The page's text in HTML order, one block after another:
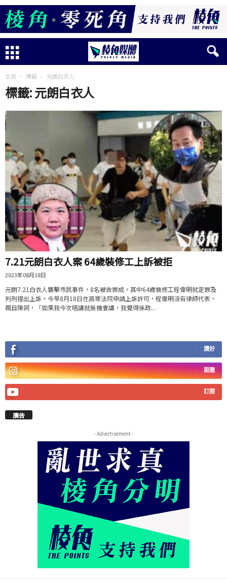
主頁 標籤 元朗白衣人
標籤: 元朗白衣人
7.21元朗白衣人案 64歲裝修工上訴被拒
2023年08月18日
元朗7.21白衣人襲擊市民事件，8名被告罪成。其中64歲裝修工程偉明就定罪及
判刑提出上訴。今早8月18日在高等法院申請上訴許可，程偉明沒有律師代表，
親自陳詞，「如果我今次唔講就無機會講，我覺得係政...
讚好
跟隨
訂閱
廣告
- Advertisement -